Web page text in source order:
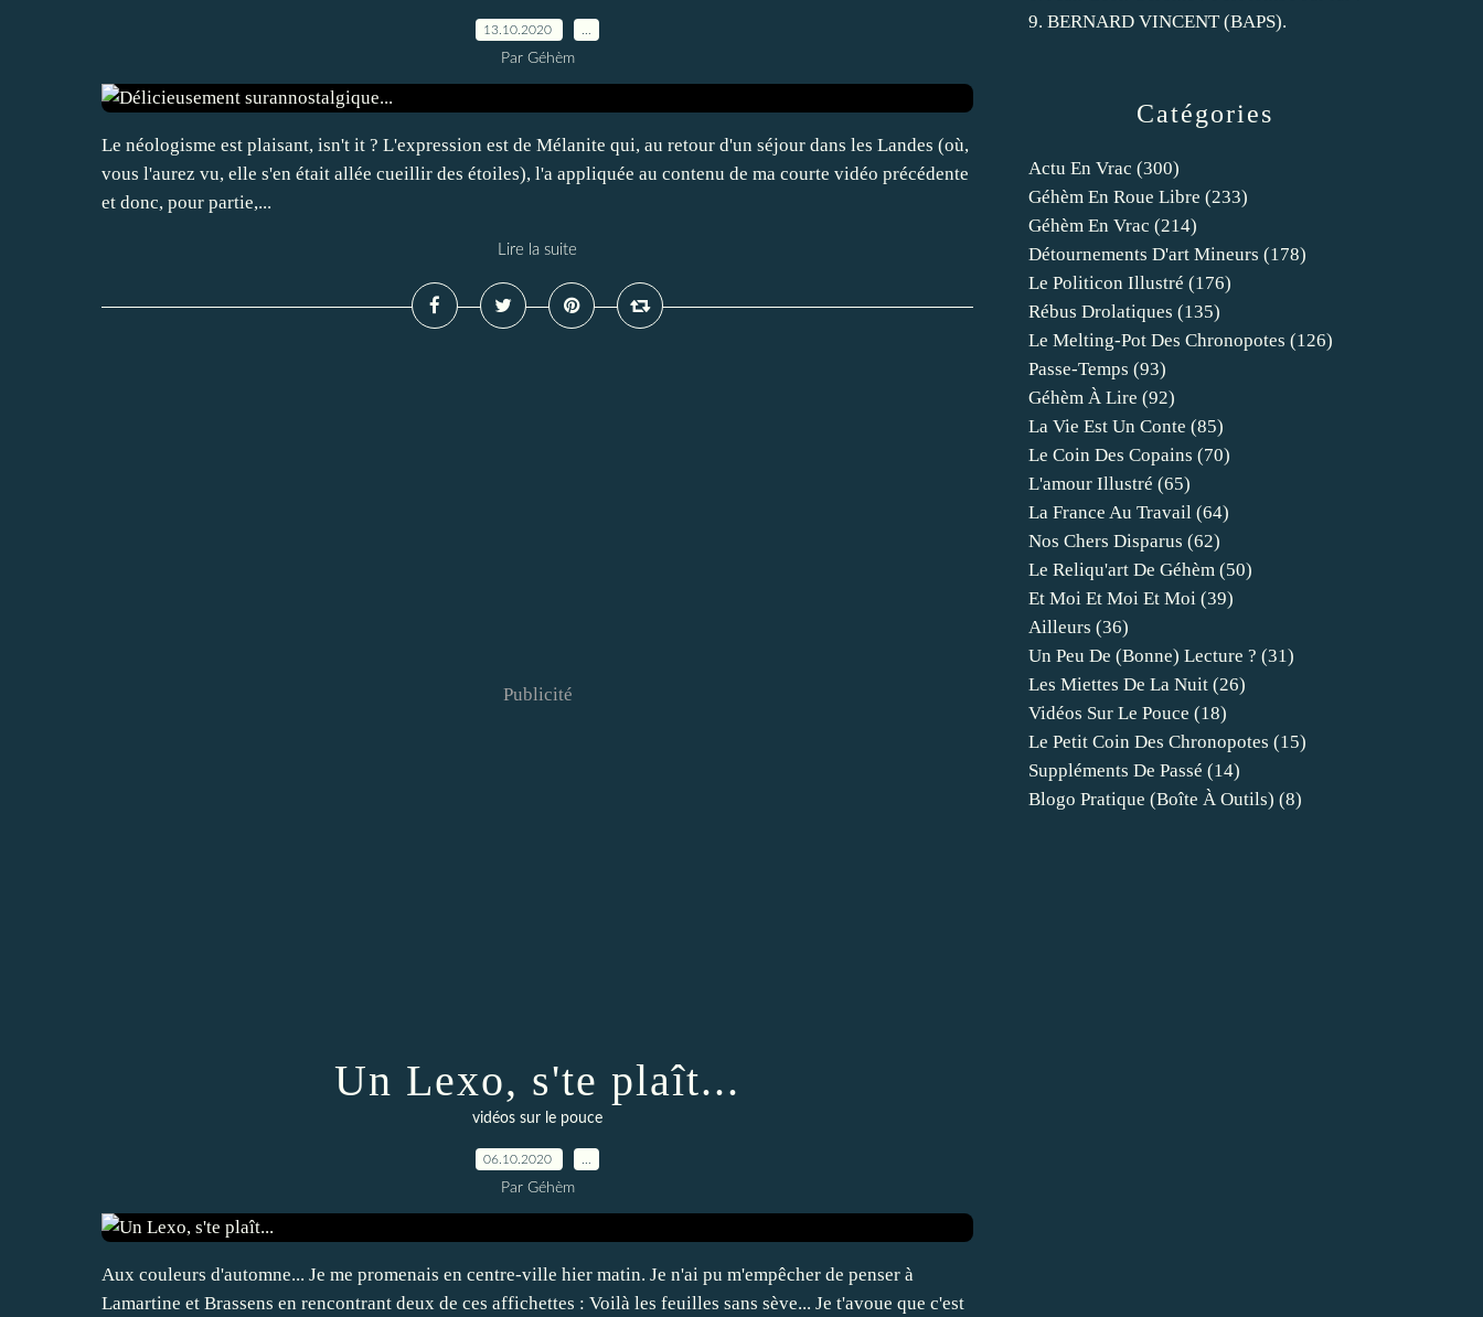
13.10.2020
Par Géhèm
Le néologisme est plaisant, isn't it ? L'expression est de Mélanite qui, au retour d'un séjour dans les Landes (où,
vous l'aurez vu, elle s'en était allée cueillir des étoiles), l'a appliquée au contenu de ma courte vidéo précédente
et donc, pour partie,...
Lire la suite
Publicité
Un Lexo, s'te plaît...
vidéos sur le pouce
06.10.2020
Par Géhèm
Aux couleurs d'automne... Je me promenais en centre-ville hier matin. Je n'ai pu m'empêcher de penser à
Lamartine et Brassens en rencontrant deux de ces affichettes : Voilà les feuilles sans sève... Je t'avoue que c'est
Catégories
Actu En Vrac (300)
Géhèm En Roue Libre (233)
Géhèm En Vrac (214)
Détournements D'art Mineurs (178)
Le Politicon Illustré (176)
Rébus Drolatiques (135)
Le Melting-Pot Des Chronopotes (126)
Passe-Temps (93)
Géhèm À Lire (92)
La Vie Est Un Conte (85)
Le Coin Des Copains (70)
L'amour Illustré (65)
La France Au Travail (64)
Nos Chers Disparus (62)
Le Reliqu'art De Géhèm (50)
Et Moi Et Moi Et Moi (39)
Ailleurs (36)
Un Peu De (bonne) Lecture ? (31)
Les Miettes De La Nuit (26)
Vidéos Sur Le Pouce (18)
Le Petit Coin Des Chronopotes (15)
Suppléments De Passé (14)
Blogo Pratique (boîte À Outils) (8)
9. BERNARD VINCENT (BAPS).